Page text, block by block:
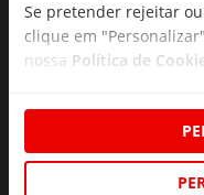
Se pretender rejeitar
clique em
nossa Política de
Formulário de